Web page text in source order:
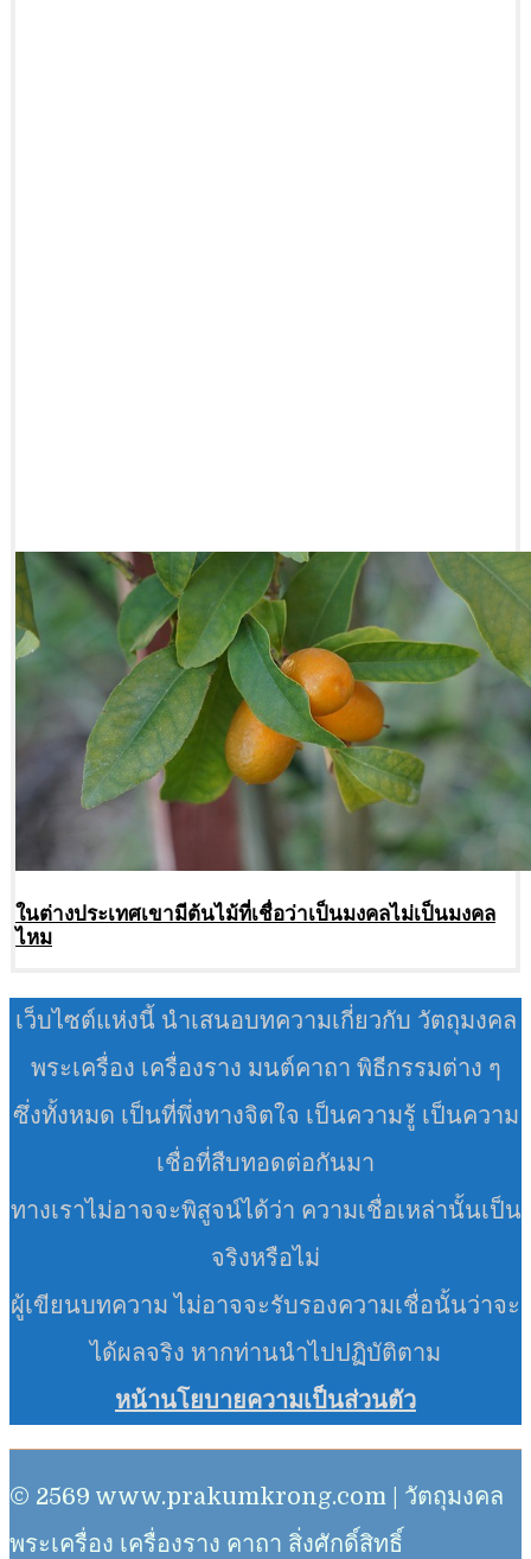
ในต่างประเทศเขามีต้นไม้ที่เชื่อว่าเป็นมงคลไม่เป็นมงคล
ไหม
เว็บไซต์แห่งนี้ นำเสนอบทความเกี่ยวกับ วัตถุมงคล
พระเครื่อง เครื่องราง มนต์คาถา พิธีกรรมต่าง ๆ
ซึ่งทั้งหมด เป็นที่พึ่งทางจิตใจ เป็นความรู้ เป็นความ
เชื่อที่สืบทอดต่อกันมา
ทางเราไม่อาจจะพิสูจน์ได้ว่า ความเชื่อเหล่านั้นเป็น
จริงหรือไม่
ผู้เขียนบทความ ไม่อาจจะรับรองความเชื่อนั้นว่าจะ
ได้ผลจริง หากท่านนำไปปฏิบัติตาม
หน้านโยบายความเป็นส่วนตัว
© 2569 www.prakumkrong.com | วัตถุมงคล
พระเครื่อง เครื่องราง คาถา สิ่งศักดิ์สิทธิ์